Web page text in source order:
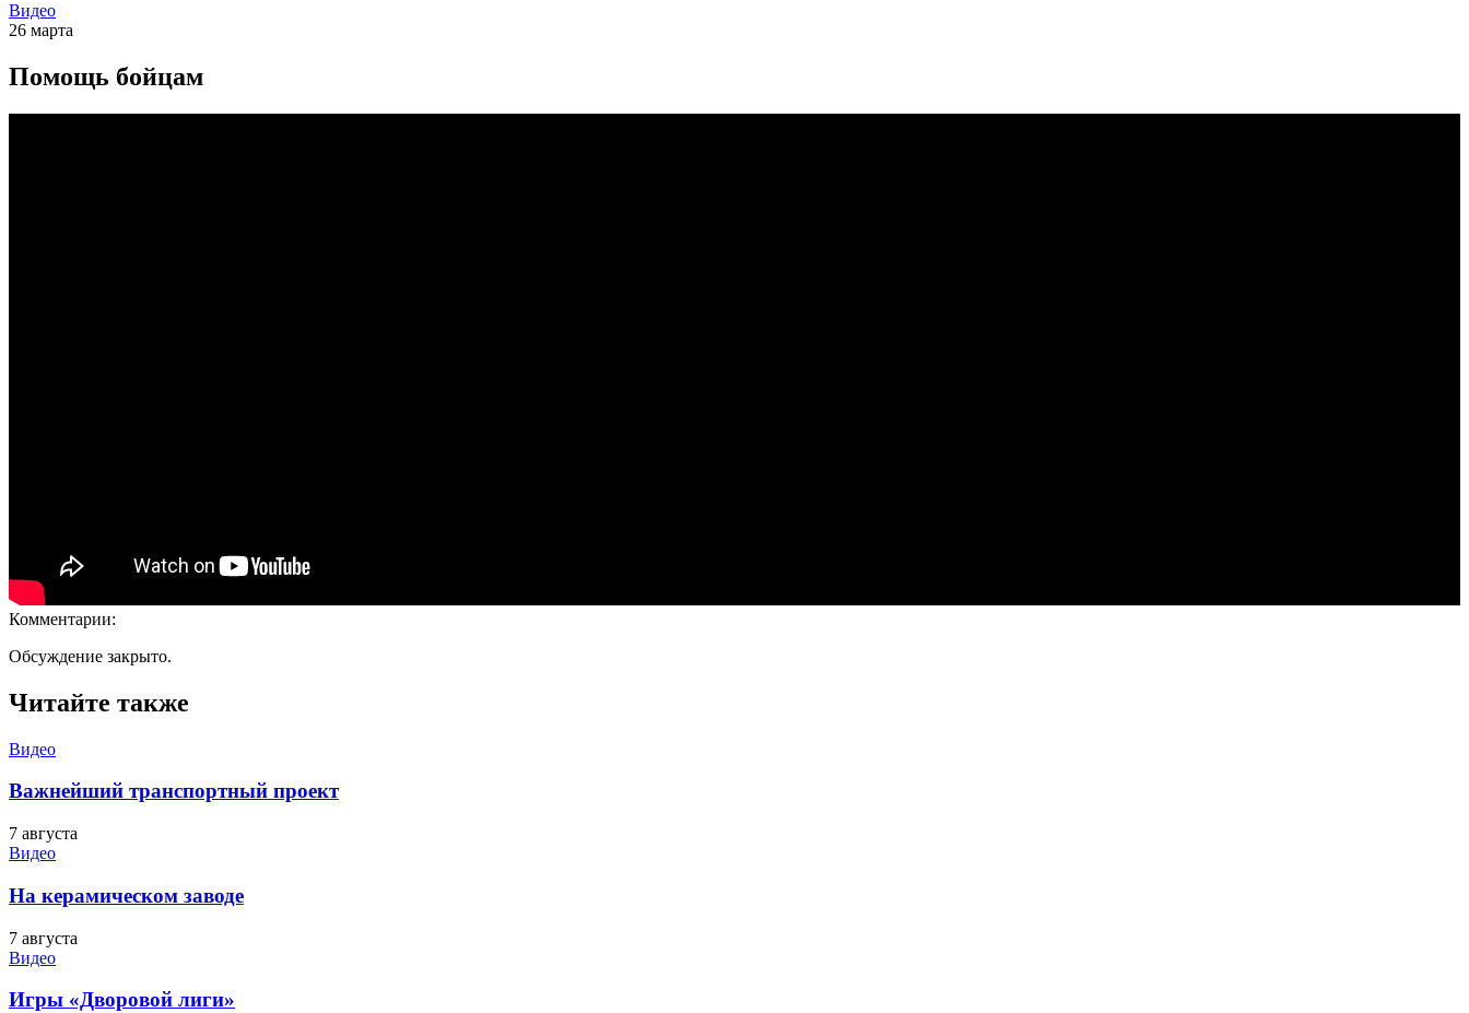
Видео
26 марта
Помощь бойцам
Комментарии:
Обсуждение закрыто.
Читайте также
Видео
Важнейший транспортный проект
7 августа
Видео
На керамическом заводе
7 августа
Видео
Игры «Дворовой лиги»